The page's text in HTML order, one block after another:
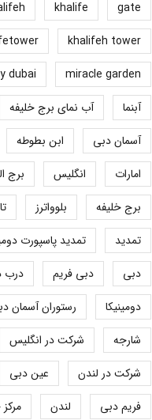
gate
khalife
khalifeh tower
miracle garden
dubai
آبنما
آب نمای برج خلیفه
آسمان دبی
ابن بطوطه
امارات
انگلیس
برج
برج خلیفه
بلوواترز
تمدید
تمدید پاسپورت
دبی
دبی فریم
درب
دومینیکا
رستوران آسمان
شارجه
شرکت در انگلیس
شرکت در لندن
عین دبی
فریم دبی
لندن